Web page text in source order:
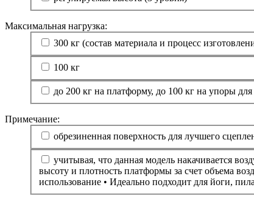
Максимальная нагрузка:
300 кг (состав материала и процесс
100 кг
до 200 кг на платформу, до 100 кг на упоры
Примечание:
обрезиненная поверхность для лучшего
учитывая, что данная модель накачивается
высоту и плотность платформы за счет объема
использование • Идеально подходит для йоги,